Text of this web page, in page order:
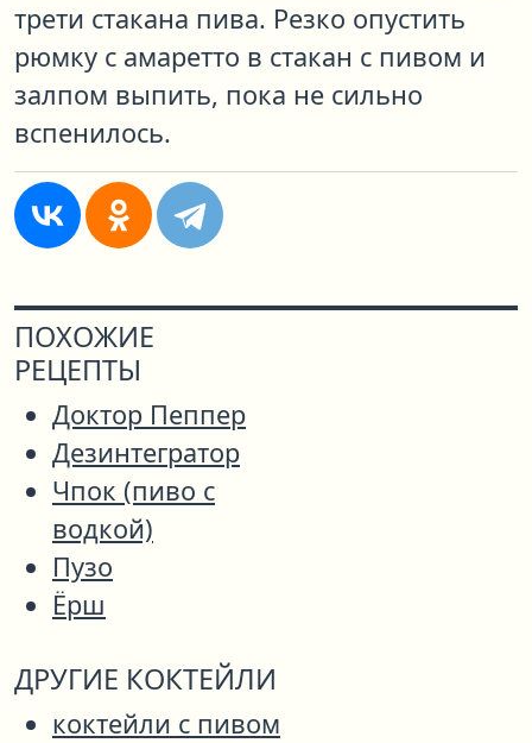
трети стакана пива. Резко опустить
рюмку с амаретто в стакан с пивом и
залпом выпить, пока не сильно
вспенилось.
ПОХОЖИЕ
РЕЦЕПТЫ
Доктор Пеппер
Дезинтегратор
Чпок (пиво с
водкой)
Пузо
Ёрш
ДРУГИЕ КОКТЕЙЛИ
коктейли с пивом